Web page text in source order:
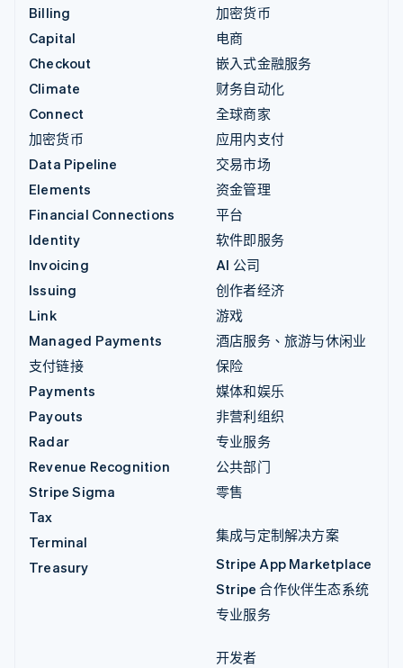
Billing
Capital
Checkout
Climate
Connect
加密货币
Data Pipeline
Elements
Financial Connections
Identity
Invoicing
Issuing
Link
Managed Payments
支付链接
Payments
Payouts
Radar
Revenue Recognition
Stripe Sigma
Tax
Terminal
Treasury
加密货币
电商
嵌入式金融服务
财务自动化
全球商家
应用内支付
交易市场
资金管理
平台
软件即服务
AI 公司
创作者经济
游戏
酒店服务、旅游与休闲业
保险
媒体和娱乐
非营利组织
专业服务
公共部门
零售
集成与定制解决方案
Stripe App Marketplace
Stripe 合作伙伴生态系统
专业服务
开发者